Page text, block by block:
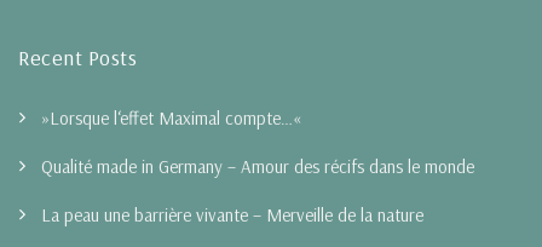
Recent Posts
»Lorsque l‘effet Maximal compte…«
Qualité made in Germany – Amour des récifs dans le monde
La peau une barrière vivante – Merveille de la nature